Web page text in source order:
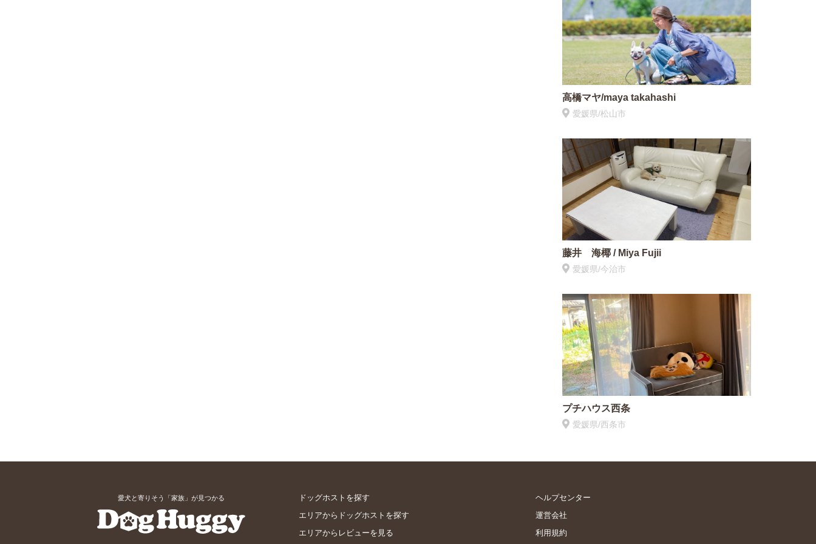
高橋マヤ/maya takahashi
愛媛県/松山市
藤井 海椰 / Miya Fujii
愛媛県/今治市
プチハウス西条
愛媛県/西条市
愛犬と寄りそう「家族」が見つかる
ドッグホストを探す
エリアからドッグホストを探す
エリアからレビューを見る
ヘルプセンター
運営会社
利用規約